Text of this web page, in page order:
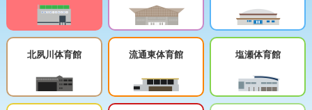
北夙川体育館 流通東体育館 塩瀬体育館